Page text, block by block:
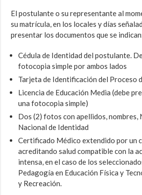
El postulante o su representante al
su matrícula, en los locales y días
presentar los documentos que se
Cédula de Identidad del postulante.
fotocopia simple por ambos lados
Tarjeta de Identificación del Proceso
Licencia de Educación Media (debe
una fotocopia simple)
Dos (2) fotos con apellidos, nombres,
Nacional de Identidad
Certificado Médico extendido por un
acreditando salud compatible con la
intensa, en el caso de los
Pedagogía en Educación Física y
y Recreación.